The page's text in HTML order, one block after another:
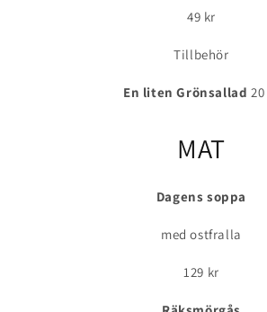
49 kr
Tillbehör
En liten Grönsallad
MAT
Dagens soppa
med ostfralla
129 kr